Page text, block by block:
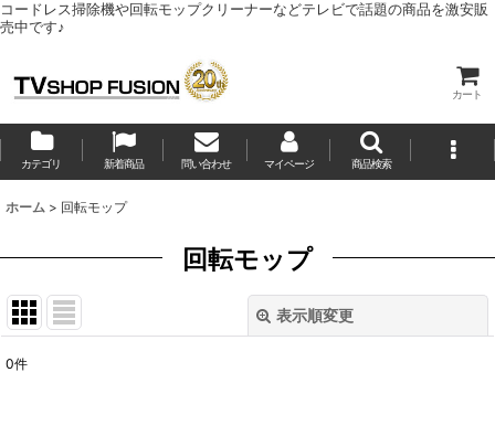
コードレス掃除機や回転モップクリーナーなどテレビで話題の商品を激安販
売中です♪
カート
カテゴリ 新着商品 問い合わせ マイページ 商品検索
ホーム > 回転モップ
回転モップ
表示順変更
0件